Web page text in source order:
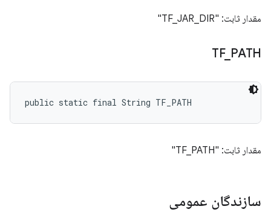
مقدار ثابت: "TF_JAR_DIR"
TF_ PATH
public static final String TF_PATH
مقدار ثابت: "TF_PATH"
سازندگان عمومی